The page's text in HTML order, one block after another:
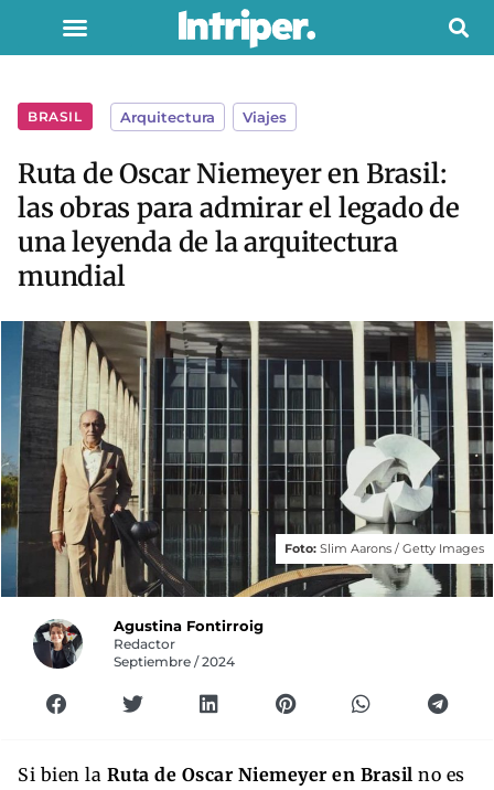
BRASIL Arquitectura Viajes
Ruta de Oscar Niemeyer en Brasil:
las obras para admirar el legado de
una leyenda de la arquitectura
mundial
Foto: Slim Aarons / Getty Images
Agustina Fontirroig
Redactor
Septiembre / 2024
Si bien la Ruta de Oscar Niemeyer en Brasil no es